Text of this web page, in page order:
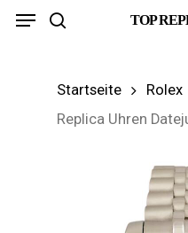
Skip
TOP
Menu
Startseite Rolex
Replica Uhren